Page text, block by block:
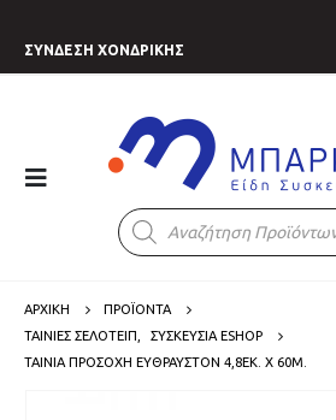
ΣΥΝΔΕΣΗ ΧΟΝΔΡΙΚΗΣ
Products
search
ΑΡΧΙΚΗ
ΠΡΟΪΟΝΤΑ
ΤΑΙΝΙΕΣ ΣΕΛΟΤΕΙΠ
ΣΥΣΚΕΥΣΙΑ ESHOP
ΤΑΙΝΊΑ ΠΡΟΣΟΧΗ ΕΥΘΡΑΥΣΤΟΝ 4,8ΕΚ. X 60Μ.